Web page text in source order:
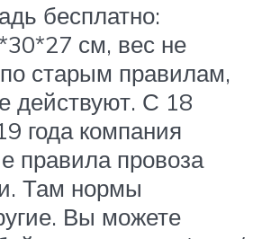
бесплатно:
см, вес не
старым правилам,
действуют. С 18
года компания
правила провоза
Там нормы
Вы можете